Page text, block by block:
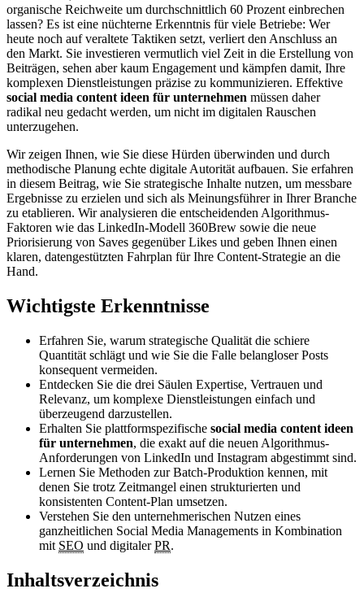
organische Reichweite um durchschnittlich 60 Prozent einbrechen
lassen? Es ist eine nüchterne Erkenntnis für viele Betriebe: Wer
heute noch auf veraltete Taktiken setzt, verliert den Anschluss an
den Markt. Sie investieren vermutlich viel Zeit in die Erstellung von
Beiträgen, sehen aber kaum Engagement und kämpfen damit, Ihre
komplexen Dienstleistungen präzise zu kommunizieren. Effektive
social media content ideen für unternehmen müssen daher
radikal neu gedacht werden, um nicht im digitalen Rauschen
unterzugehen.
Wir zeigen Ihnen, wie Sie diese Hürden überwinden und durch
methodische Planung echte digitale Autorität aufbauen. Sie erfahren
in diesem Beitrag, wie Sie strategische Inhalte nutzen, um messbare
Ergebnisse zu erzielen und sich als Meinungsführer in Ihrer Branche
zu etablieren. Wir analysieren die entscheidenden Algorithmus-
Faktoren wie das LinkedIn-Modell 360Brew sowie die neue
Priorisierung von Saves gegenüber Likes und geben Ihnen einen
klaren, datengestützten Fahrplan für Ihre Content-Strategie an die
Hand.
Wichtigste Erkenntnisse
Erfahren Sie, warum strategische Qualität die schiere
Quantität schlägt und wie Sie die Falle belangloser Posts
konsequent vermeiden.
Entdecken Sie die drei Säulen Expertise, Vertrauen und
Relevanz, um komplexe Dienstleistungen einfach und
überzeugend darzustellen.
Erhalten Sie plattformspezifische social media content ideen
für unternehmen, die exakt auf die neuen Algorithmus-
Anforderungen von LinkedIn und Instagram abgestimmt sind.
Lernen Sie Methoden zur Batch-Produktion kennen, mit
denen Sie trotz Zeitmangel einen strukturierten und
konsistenten Content-Plan umsetzen.
Verstehen Sie den unternehmerischen Nutzen eines
ganzheitlichen Social Media Managements in Kombination
mit SEO und digitalerPR.
Inhaltsverzeichnis